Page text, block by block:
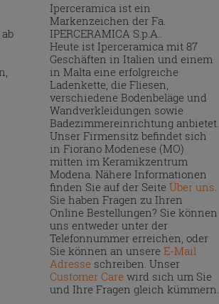
Iperceramica ist ein
Markenzeichen der Fa.
IPERCERAMICA S.p.A..
Heute ist Iperceramica mit 87
Geschäften in Italien und einem
in Malta eine erfolgreiche
Ladenkette, die Fliesen,
verschiedene Bodenbeläge und
Wandverkleidungen sowie
Badezimmereinrichtung anbietet.
Unser Firmensitz befindet sich
in Fiorano Modenese (MO)
mitten im Keramikzentrum
Modena. Nähere Informationen
finden Sie auf der Seite Über uns.
Sie haben Fragen zu Ihren
Online Bestellungen? Sie können
uns entweder unter der
Telefonnummer erreichen, oder
Sie können an unsere E-Mail
Adresseschreiben. Unser
Customer Carewird sich um Sie
und Ihre Fragen gleich kümmern.